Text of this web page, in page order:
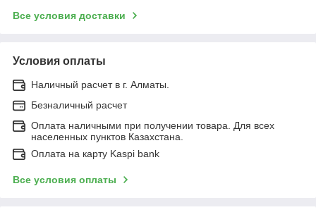
Все условия доставки
Условия оплаты
Наличный расчет в г. Алматы.
Безналичный расчет
Оплата наличными при получении товара. Для всех
населенных пунктов Казахстана.
Оплата на карту Kaspi bank
Все условия оплаты